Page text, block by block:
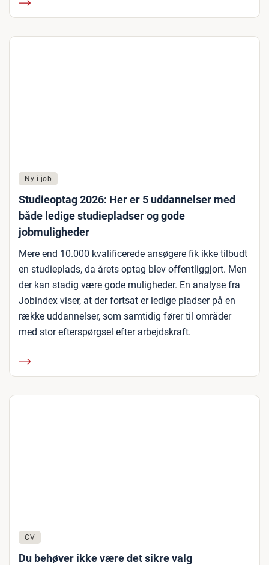
Ny i job
Studieoptag 2026: Her er 5 uddannelser med
både ledige studiepladser og gode
jobmuligheder
Mere end 10.000 kvalificerede ansøgere fik ikke tilbudt
en studieplads, da årets optag blev offentliggjort. Men
der kan stadig være gode muligheder. En analyse fra
Jobindex viser, at der fortsat er ledige pladser på en
række uddannelser, som samtidig fører til områder
med stor efterspørgsel efter arbejdskraft.
CV
Du behøver ikke være det sikre valg